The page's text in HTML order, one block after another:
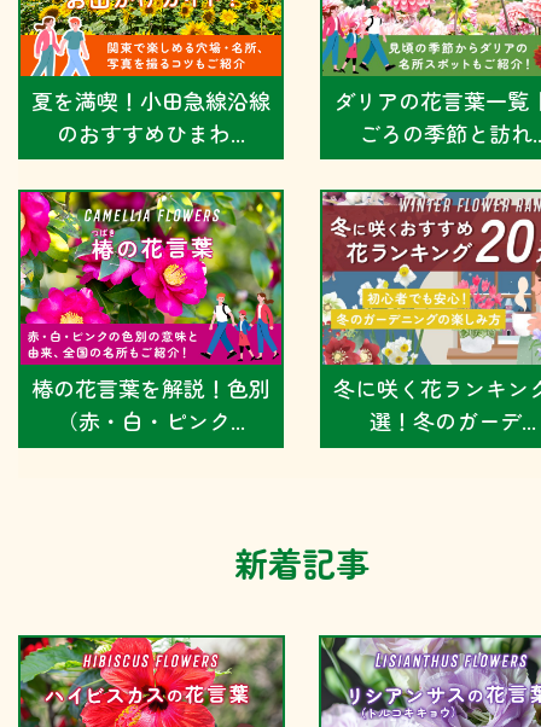
夏を満喫！小田急線沿線
のおすすめひまわ...
ダリアの花言葉一覧
ごろの季節と訪れ
椿の花言葉を解説！色別
（赤・白・ピンク...
冬に咲く花ランキン
選！冬のガーデ...
新着記事